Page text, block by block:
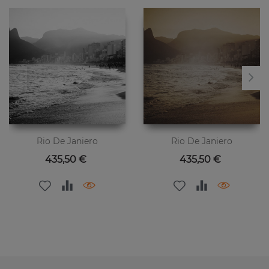
Rio De Janiero
Цена
435,50 €
Rio De Janiero
Цена
435,50 €